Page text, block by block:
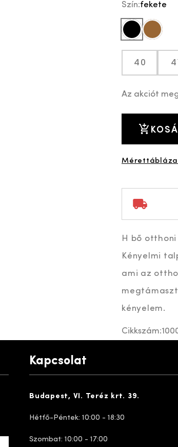
Szín:fekete
feketebarna
40
Az akciót
H bő
Kényelmi
ami az
kényelem.
Cikkszám:
Kapcsolat
Budapest, VI. Teréz krt. 39.
Hétfő-Péntek: 10:00 - 18:30
Szombat: 10:00 - 17:00